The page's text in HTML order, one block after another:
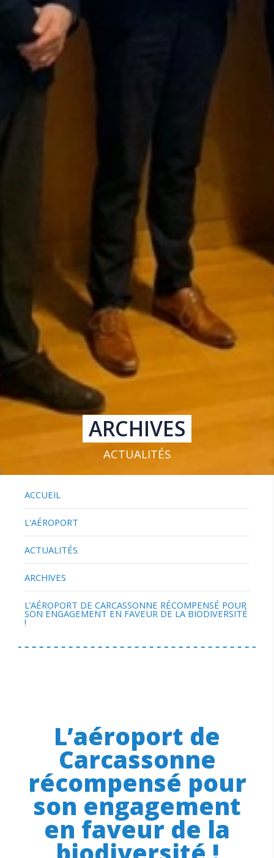
ARCHIVES
ACTUALITÉS
ACCUEIL
L'AÉROPORT
ACTUALITÉS
ARCHIVES
L’AÉROPORT DE CARCASSONNE RÉCOMPENSÉ POUR
SON ENGAGEMENT EN FAVEUR DE LA BIODIVERSITÉ
!
L’aéroport de
Carcassonne
récompensé pour
son engagement
en faveur de la